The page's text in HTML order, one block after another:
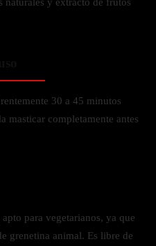
30 a 45 minutos
masticar completamente antes
para vegetarianos, ya que
grenetina animal. Es libre de